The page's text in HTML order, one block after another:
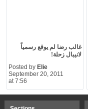
غالب رضا لم يوقع رسمياً
لانيبال زحلة!
Posted by Elie
September 20, 2011
at 7:56